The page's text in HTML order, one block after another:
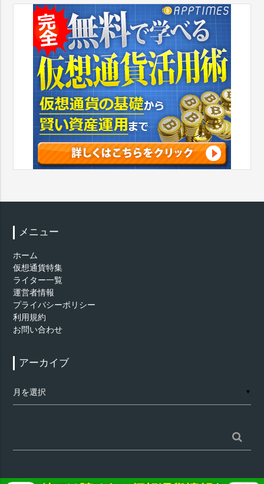
メニュー
ホーム
仮想通貨特集
ライター一覧
運営者情報
プライバシーポリシー
利用規約
お問い合わせ
アーカイブ
ー
▼
索: